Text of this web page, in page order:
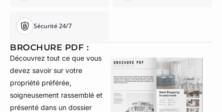
Sécurité 24/7
BROCHURE PDF :
Découvrez tout ce que vous
devez savoir sur votre
propriété préférée,
soigneusement rassemblé et
présenté dans un dossier